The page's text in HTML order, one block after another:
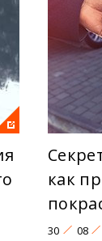
как
30 08